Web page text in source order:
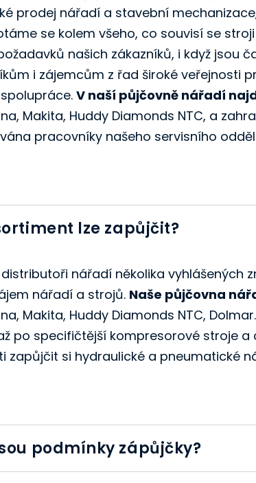
prodej nářadí a stavební
se kolem všeho, co souvisí se
našich zákazníků, i když jsou
i zájemcům z řad široké veřejnosti
V naší půjčovně nářadí
Makita, Huddy Diamonds NTC, a
pracovníky našeho servisního
lze zapůjčit?
nářadí několika vyhlášených
nářadí a strojů. Naše půjčovna
Makita, Huddy Diamonds NTC,
po specifičtější kompresorové stroje
zapůjčit si hydraulické a pneumatické
podmínky zápůjčky?